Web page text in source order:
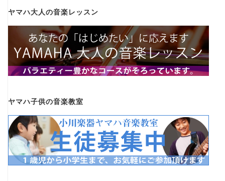
ヤマハ大人の音楽レッスン
ヤマハ子供の音楽教室